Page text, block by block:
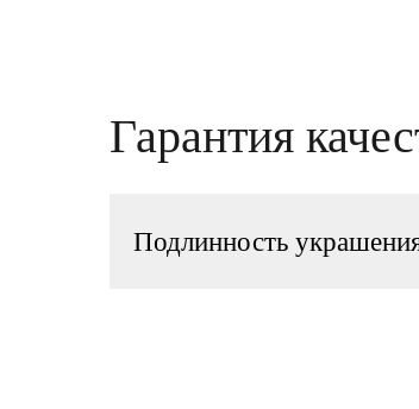
Гарантия
Подлинность